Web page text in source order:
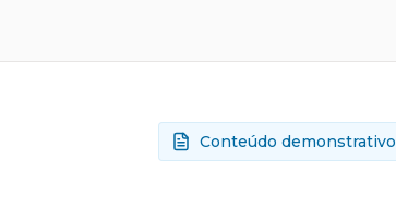
Conteúdo demonstrativo